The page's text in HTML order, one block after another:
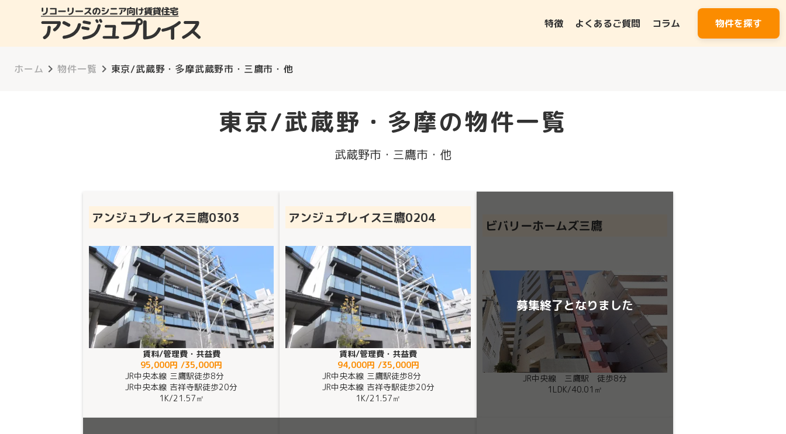
特徴 よくあるご質問 コラム 物件を探す
ホーム keyboard_arrow_right物件一覧 keyboard_arrow_right 東京/武蔵野・多摩武蔵野市・三鷹市・他
東京/武蔵野・多摩の物件一覧
武蔵野市・三鷹市・他
アンジュプレイス三鷹0303
賃料/管理費・共益費
95,000円 /35,000円
JR中央本線 三鷹駅徒歩8分
JR中央本線 吉祥寺駅徒歩20分
1K/21.57㎡
アンジュプレイス三鷹0204
賃料/管理費・共益費
94,000円 /35,000円
JR中央本線 三鷹駅徒歩8分
JR中央本線 吉祥寺駅徒歩20分
1K/21.57㎡
ビバリーホームズ三鷹
JR中央線 三鷹駅 徒歩8分
1LDK/40.01㎡
募集終了となりました